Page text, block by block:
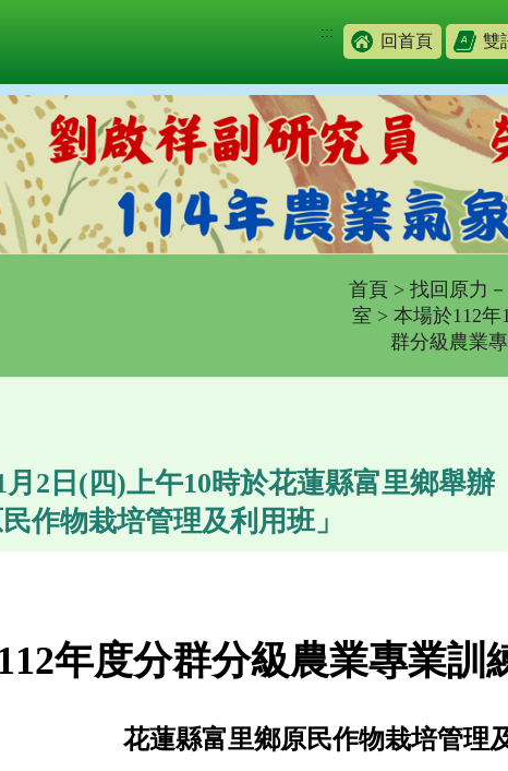
::: 回首頁 雙
首頁 > 找回原力
室 > 本場於112
群分級農業
月2日(四)上午10時於花蓮縣富里鄉舉
作物栽培管理及利用班」
年度分群分級農業專業訓
花蓮縣富里鄉原民作物栽培管理